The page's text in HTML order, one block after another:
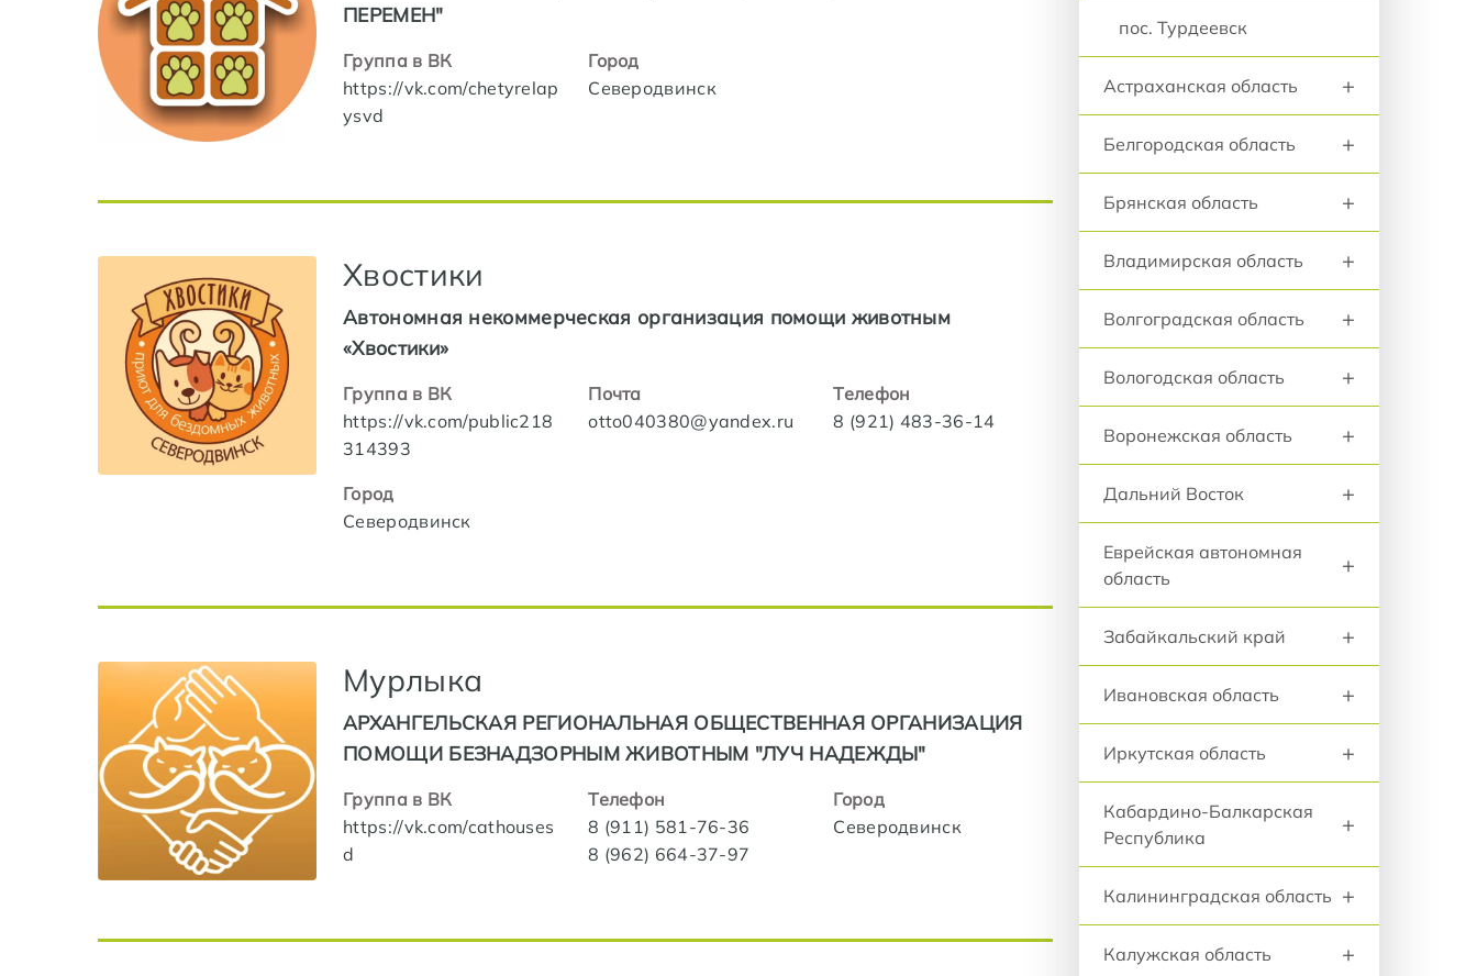
ПЕРЕМЕН"
Группа в ВК
https://vk.com/chetyrelap
ysvd
Город
Северодвинск
Хвостики
Автономная некоммерческая организация помощи животным
«Хвостики»
Группа в ВК
https://vk.com/public218
314393
Почта
otto040380@yandex.ru
Телефон
8 (921) 483-36-14
Город
Северодвинск
Мурлыка
АРХАНГЕЛЬСКАЯ РЕГИОНАЛЬНАЯ ОБЩЕСТВЕННАЯ ОРГАНИЗАЦИЯ
ПОМОЩИ БЕЗНАДЗОРНЫМ ЖИВОТНЫМ "ЛУЧ НАДЕЖДЫ"
Группа в ВК
https://vk.com/cathouses
d
Телефон
8 (911) 581-76-36
8 (962) 664-37-97
Город
Северодвинск
пос. Турдеевск
Астраханская область +
Белгородская область +
Брянская область +
Владимирская область +
Волгоградская область +
Вологодская область +
Воронежская область +
Дальний Восток +
Еврейская автономная
область
+
Забайкальский край +
Ивановская область +
Иркутская область +
Кабардино-Балкарская
Республика
+
Калининградская область +
Калужская область +